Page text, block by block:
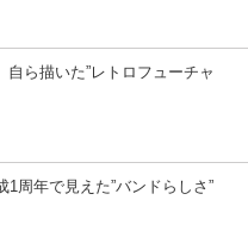
ら描いた”レトロフューチャ
1周年で見えた”バンドらしさ”